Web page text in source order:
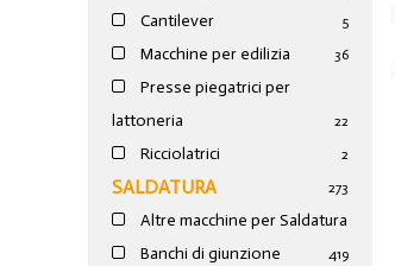
Cantilever 5
Macchine per edilizia 36
Presse piegatrici per
lattoneria
22
Ricciolatrici 2
SALDATURA 273
Altre macchine per Saldatura
19
Banchi di giunzione 4